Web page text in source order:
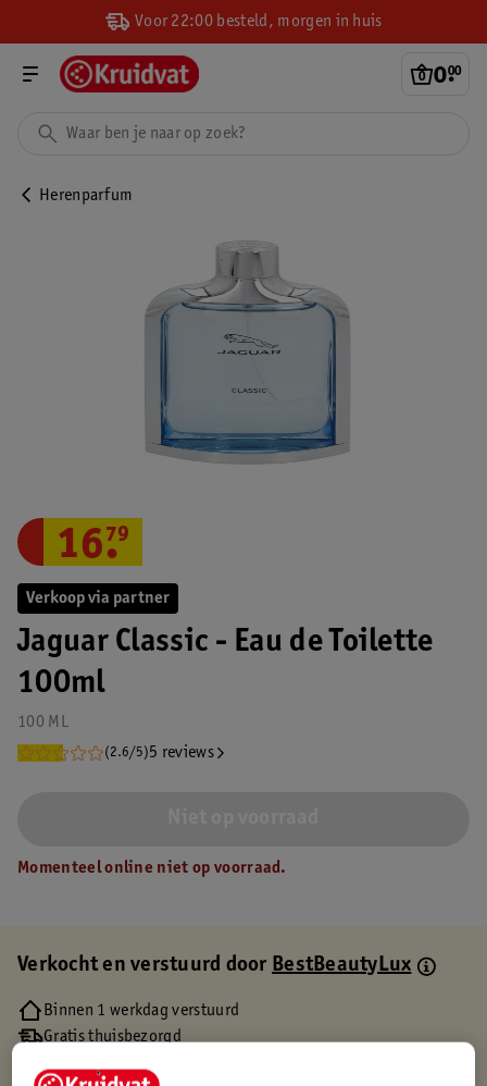
Voor 22:00 besteld, morgen in huis
0.
00
Herenparfum
Verkoop via partner
Jaguar Classic - Eau de Toilette
100ml
100 ML
(2.6/5)5 reviews
16.
79
Momenteel online niet op voorraad.
Verkocht en verstuurd doorBestBeautyLux
Binnen 1 werkdag verstuurd
Gratis thuisbezorgd